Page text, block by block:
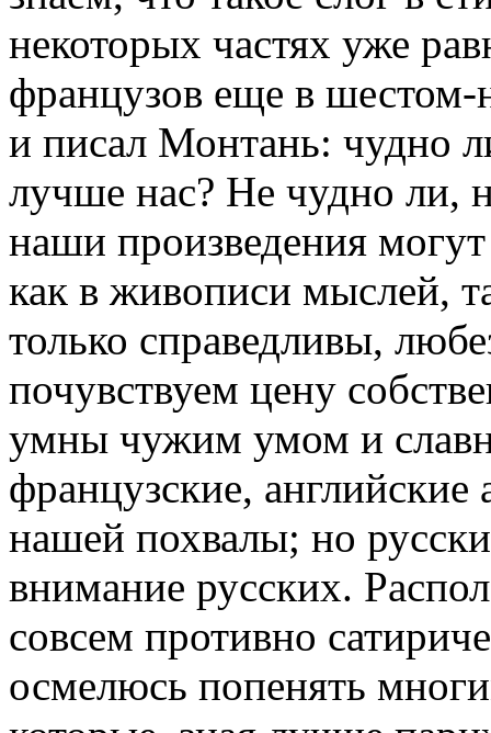
некоторых частях уже
французов еще в шестом-
и писал Монтань: чудно
лучше нас? Не чудно ли,
наши произведения
как в живописи мыслей,
только справедливы,
почувствуем цену
умны чужим умом и
французские, английские
нашей похвалы; но
внимание русских.
совсем противно
осмелюсь попенять